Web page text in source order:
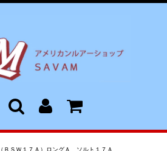
（ＢＳＷ１７Ａ）ロングＡ ソルト１７Ａ